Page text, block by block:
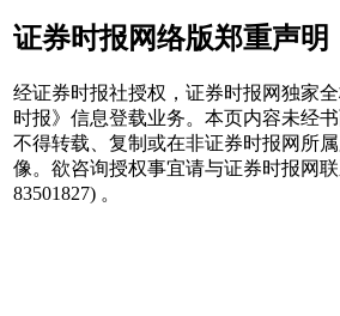
证券时报网络版郑重声明
经证券时报社授权，证券时报网独家
时报》信息登载业务。本页内容未经书
不得转载、复制或在非证券时报网所
像。欲咨询授权事宜请与证券时报网联
83501827) 。